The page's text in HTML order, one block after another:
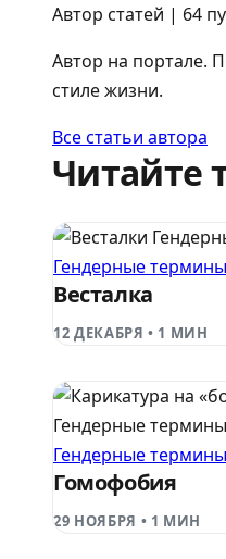
Автор статей | 64
Автор на портале.
стиле жизни.
Все статьи автора
Читайте
Гендерные термины
Весталка
12 ДЕКАБРЯ • 1 МИН
Гендерные термины
Гендерные термины
Гомофобия
29 НОЯБРЯ • 1 МИН